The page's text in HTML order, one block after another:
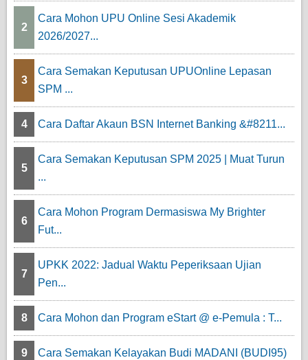
2
Cara Mohon UPU Online Sesi Akademik
2026/2027...
3
Cara Semakan Keputusan UPUOnline Lepasan
SPM ...
4 Cara Daftar Akaun BSN Internet Banking &#8211...
5
Cara Semakan Keputusan SPM 2025 | Muat Turun
...
6
Cara Mohon Program Dermasiswa My Brighter
Fut...
7
UPKK 2022: Jadual Waktu Peperiksaan Ujian
Pen...
8 Cara Mohon dan Program eStart @ e-Pemula : T...
9 Cara Semakan Kelayakan Budi MADANI (BUDI95)